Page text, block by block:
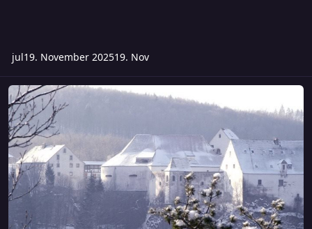
jul19. November 202519. Nov
Freitag - Die Krähenburg mit zwei Spielleitungen